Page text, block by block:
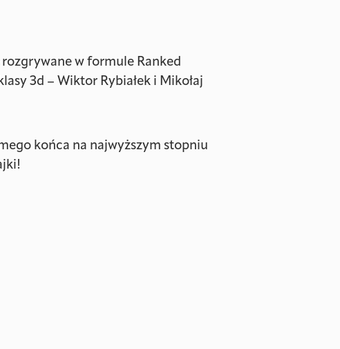
rozgrywane w formule Ranked
3d – Wiktor Rybiałek i Mikołaj
końca na najwyższym stopniu